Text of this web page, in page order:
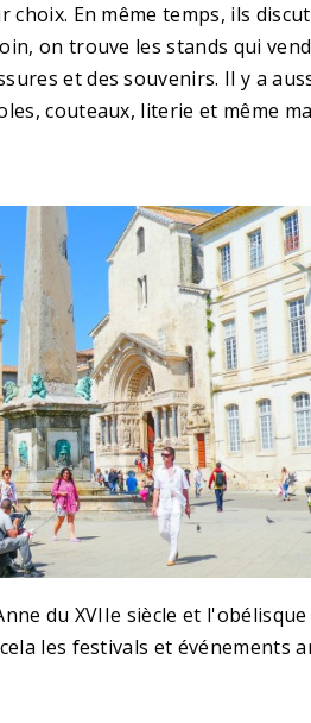
En même temps, ils
on trouve les stands qui
et des souvenirs. Il y a
couteaux, literie et même
du XVIIe siècle et
les festivals et événements